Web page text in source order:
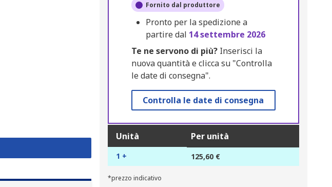
Fornito dal produttore
Pronto per la spedizione a
partire dal 14 settembre 2026
Te ne servono di più?Inserisci la
nuova quantità e clicca su "Controlla
le date di consegna".
Controlla le date di consegna
Unità Per unità
1 + 125,60 €
*prezzo indicativo